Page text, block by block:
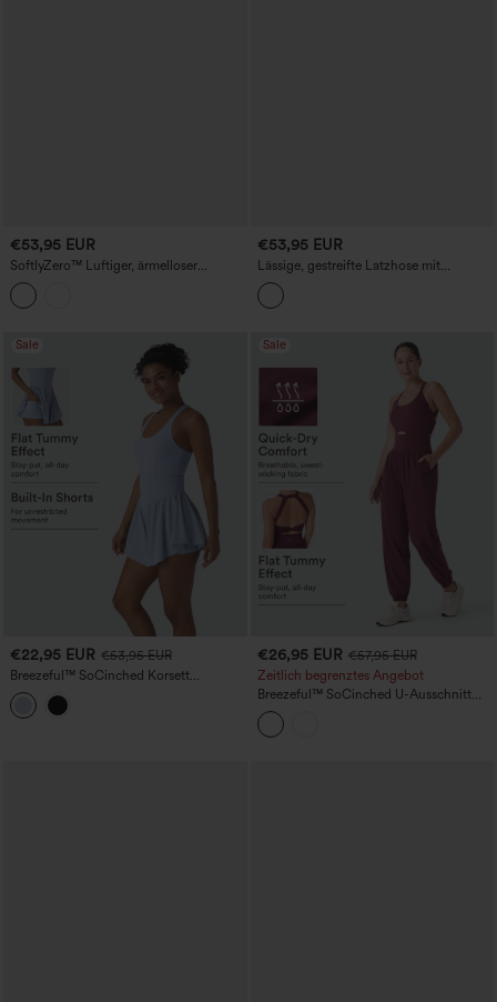
€53,95 EUR
SoftlyZero™ Luftiger, ärmelloser
Jumpsuit mit V-Ausschnitt, Gürtel,
InstantCool und Taschen - Easy Peezy
Edition
€53,95 EUR
Lässige, gestreifte Latzhose mit
verstellbaren Trägern, weitem Bein und
Taschen
Sale
€22,95 EUR €53,95 EUR
Breezeful™ SoCinched Korsett
Bauchkontrolle 2-in-1 Taschen
Fließendes Schnelltrocknendes Tennis
Jumpsuit
Sale
€26,95 EUR €57,95 EUR
Zeitlich begrenztes Angebot
Breezeful™ SoCinched U-Ausschnitt
Ausgeschnittenes Bauchkontroll-
Taschen-Schnell-Trocknender Yoga-
Einteiler